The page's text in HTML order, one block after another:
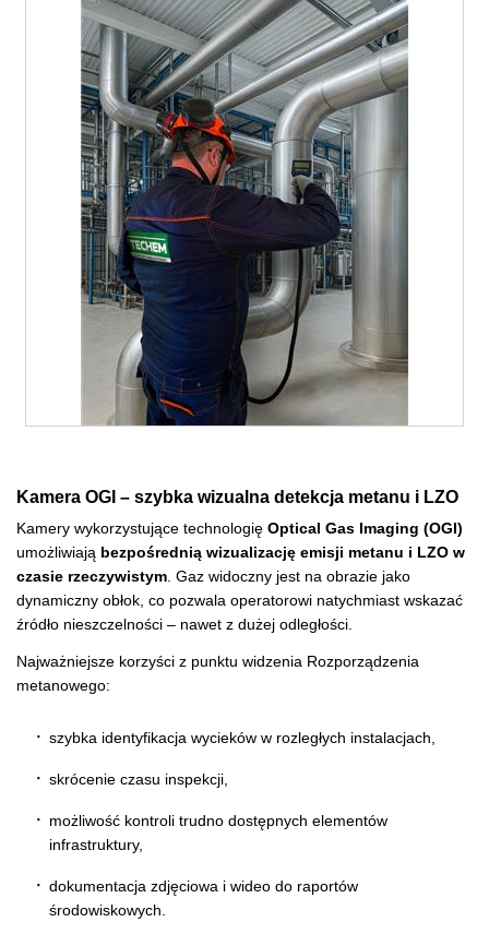
Kamera OGI – szybka wizualna detekcja metanu i LZO
Kamery wykorzystujące technologię Optical Gas Imaging (OGI)
umożliwiają bezpośrednią wizualizację emisji metanu i LZO w
czasie rzeczywistym . Gaz widoczny jest na obrazie jako
dynamiczny obłok, co pozwala operatorowi natychmiast wskazać
źródło nieszczelności – nawet z dużej odległości.
Najważniejsze korzyści z punktu widzenia Rozporządzenia
metanowego:
szybka identyfikacja wycieków w rozległych instalacjach,
skrócenie czasu inspekcji,
możliwość kontroli trudno dostępnych elementów
infrastruktury,
dokumentacja zdjęciowa i wideo do raportów
środowiskowych.